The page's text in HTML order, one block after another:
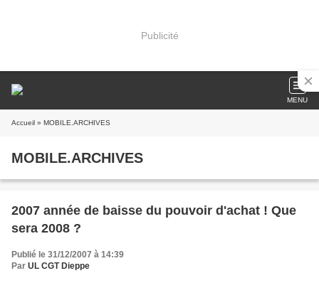
Publicité
MENU
Accueil » MOBILE.ARCHIVES
MOBILE.ARCHIVES
2007 année de baisse du pouvoir d'achat ! Que
sera 2008 ?
Publié le 31/12/2007 à 14:39
Par UL CGT Dieppe